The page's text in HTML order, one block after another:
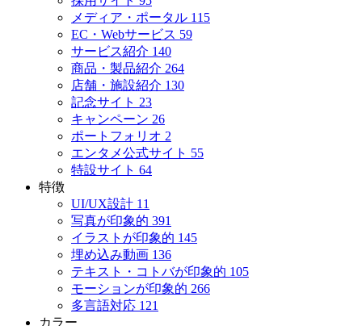
メディア・ポータル 115
EC・Webサービス 59
サービス紹介 140
商品・製品紹介 264
店舗・施設紹介 130
記念サイト 23
キャンペーン 26
ポートフォリオ 2
エンタメ公式サイト 55
特設サイト 64
特徴
UI/UX設計 11
写真が印象的 391
イラストが印象的 145
埋め込み動画 136
テキスト・コトバが印象的 105
モーションが印象的 266
多言語対応 121
カラー